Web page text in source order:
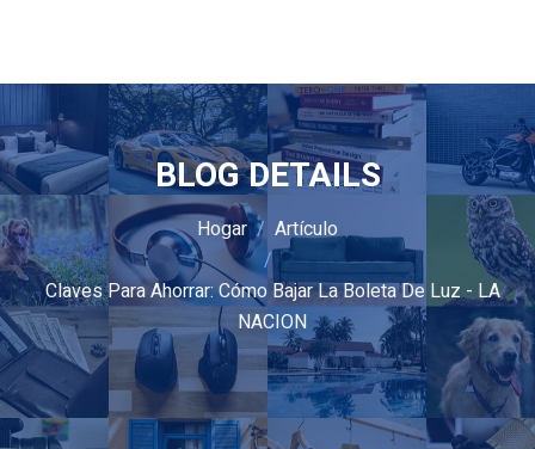
BLOG DETAILS
Hogar Artículo
Claves Para Ahorrar: Cómo Bajar La Boleta De Luz - LA
NACION